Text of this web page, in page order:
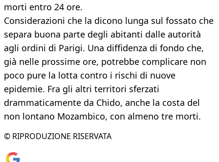
morti entro 24 ore.
Considerazioni che la dicono lunga sul fossato che
separa buona parte degli abitanti dalle autorità
agli ordini di Parigi. Una diffidenza di fondo che,
già nelle prossime ore, potrebbe complicare non
poco pure la lotta contro i rischi di nuove
epidemie. Fra gli altri territori sferzati
drammaticamente da Chido, anche la costa del
non lontano Mozambico, con almeno tre morti.
© RIPRODUZIONE RISERVATA